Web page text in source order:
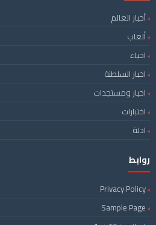
أخبار العالم
ألعاب
احياء
اخبار السلطنة
اخبار ومستجدات
اختبارات
ادلة
روابط
Privacy Policy
Sample Page